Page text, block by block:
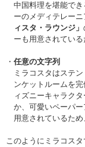
中国料理を堪能でき
ーのメディテレー
ィスタ・ラウンジ」
ーも用意されてい
任意の文字列
ミラコスタはステ
ンケットルームを
ィズニーキャラク
か、可愛いペーパ
用意されているため
このようにミラコス